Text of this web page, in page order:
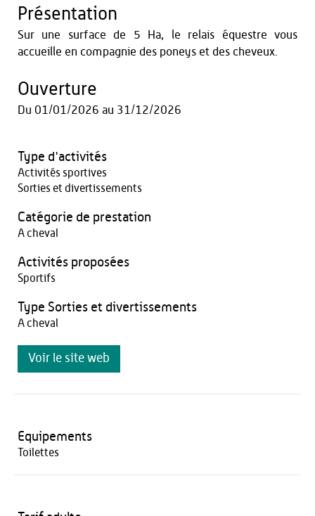
Présentation
Sur une surface de 5 Ha, le relais équestre vous
accueille en compagnie des poneys et des cheveux.
Ouverture
Du 01/01/2026 au 31/12/2026
Type d'activités
Activités sportives
Sorties et divertissements
Catégorie de prestation
A cheval
Activités proposées
Sportifs
Type Sorties et divertissements
A cheval
Voir le site web
Equipements
Toilettes